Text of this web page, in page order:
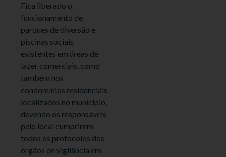
Fica liberado o
funcionamento de
parques de diversão e
piscinas sociais
existentes em áreas de
lazer comerciais, como
também nos
condomínios residenciais
localizados no município,
devendo os responsáveis
pelo local cumprirem
todos os protocolos dos
órgãos de vigilância em